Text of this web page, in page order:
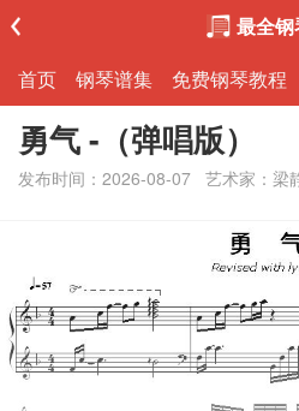
最全
首页
钢琴谱集 免费钢琴教程
勇气 -（弹唱版）
发布时间：2026-08-07 艺术家：梁